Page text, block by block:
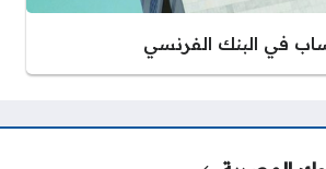
في البنك الفرنسي